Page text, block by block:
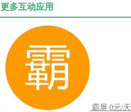
更多互动应用
霸屏 0元/天